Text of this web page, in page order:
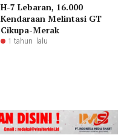
H-7 Lebaran, 16.000
Kendaraan Melintasi GT
Cikupa-Merak
1 tahun lalu